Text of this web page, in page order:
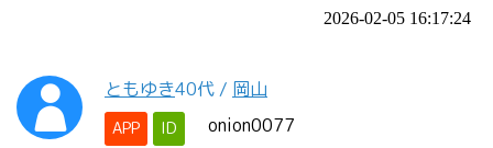
2026-02-05 16:17:24
ともゆき40代 / 岡山
APP ID onion0077